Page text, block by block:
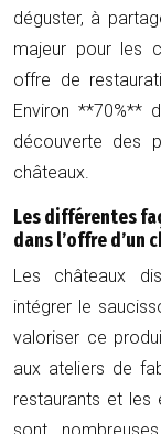
déguster, à
majeur pour les
offre de
Environ **70%**
découverte des
châteaux.
Les différentes
dans l’offre d’un
Les châteaux
intégrer le
valoriser ce
aux ateliers de
restaurants et les